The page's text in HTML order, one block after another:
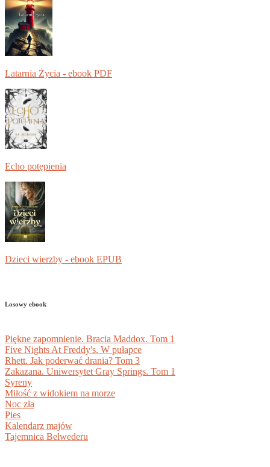
Latarnia Życia - ebook PDF
Echo potępienia
Dzieci wierzby - ebook EPUB
Losowy ebook
Piękne zapomnienie. Bracia Maddox. Tom 1
Five Nights At Freddy's. W pułapce
Rhett. Jak poderwać drania? Tom 3
Zakazana. Uniwersytet Gray Springs. Tom 1
Syreny
Miłość z widokiem na morze
Noc zła
Pies
Kalendarz majów
Tajemnica Belwederu